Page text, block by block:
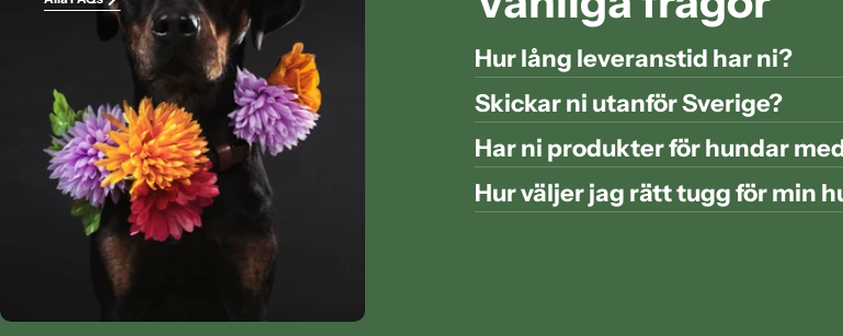
Hur lång leveranstid har ni?
Skickar ni utanför Sverige?
Har ni produkter för hundar
Hur väljer jag rätt tugg för min